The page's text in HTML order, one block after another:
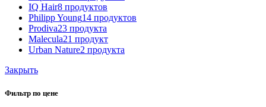
IQ Hair8 продуктов
Philipp Young14 продуктов
Prodiva23 продукта
Malecula21 продукт
Urban Nature2 продукта
Закрыть
Фильтр по цене